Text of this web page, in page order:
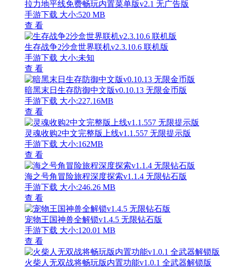
拉力地平线免费畅玩内置菜单版v2.1 无广告版
手游下载 大小:520 MB
查 看
生存战争2沙盒世界联机v2.3.10.6 联机版
手游下载 大小:未知
查 看
暗黑末日生存防御中文版v0.10.13 无限金币版
手游下载 大小:227.16MB
查 看
灵魂收购2中文完整版上线v1.1.557 无限提示版
手游下载 大小:162MB
查 看
海之号角冒险旅程深度探索v1.1.4 无限钻石版
手游下载 大小:246.26 MB
查 看
宠物王国神兽全解锁v1.4.5 无限钻石版
手游下载 大小:120.01 MB
查 看
火柴人无双战将畅玩版内置功能v1.0.1 全武器解锁版